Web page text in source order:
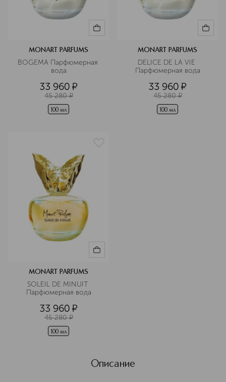
MONART PARFUMS
BOGEMA Парфюмерная
вода
33 960 ¤
45 280 ¤
100 мл
MONART PARFUMS
DELICE DE LA VIE
Парфюмерная вода
33 960 ¤
45 280 ¤
100 мл
MONART PARFUMS
SOLEIL DE MINUIT
Парфюмерная вода
33 960 ¤
45 280 ¤
100 мл
Описание